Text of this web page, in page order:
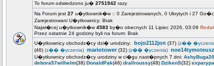
To forum odwiedzono ju� 2751942 razy
Na Forum jest 27 u�ytkownik�w :: 0 Zarejestrowanych, 0 Ukrytych i 27
Zarejestrowani U�ytkownicy: Brak
Najwi�cej u�ytkownik�w4583 by�o obecnych 11 Lipiec 2026, 03:09
Przez ostatnie 24 godziny byli na forum: Brak
U�ytkownicy obchodz�cy dzi� urodziny: bojo2112jon (37) (z��
(46) (z�� �yczenia) mariotower(32) (z�� �yczenia) noe14tymoteusz
U�ytkownicy obchodz�cy urodziny w ci�gu nast�pnych 7 dni:
debora57wilhelm(38) DonaldPak(46) drallroussy(48) DzikenS(32)